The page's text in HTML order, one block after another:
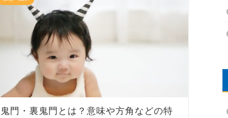
鬼門・裏鬼門とは？意味や方角などの特